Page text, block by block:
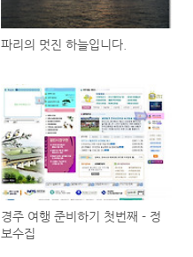
파리의 멋진 하늘입니다.
경주 여행 준비하기 첫번째 - 정
보수집